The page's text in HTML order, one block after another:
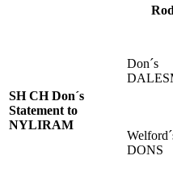
SH CH Don´s
Statement to
NYLIRAM
Don´s
DONS